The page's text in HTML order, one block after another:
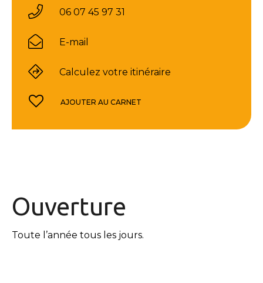
Ouverture
Toute l’année tous les jours.
06 07 45 97 31
E-mail
Calculez votre itinéraire
AJOUTER AU CARNET